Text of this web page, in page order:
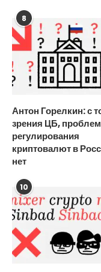
8
Антон Горелкин: с
зрения ЦБ,
регулирования
криптовалют в
нет
10